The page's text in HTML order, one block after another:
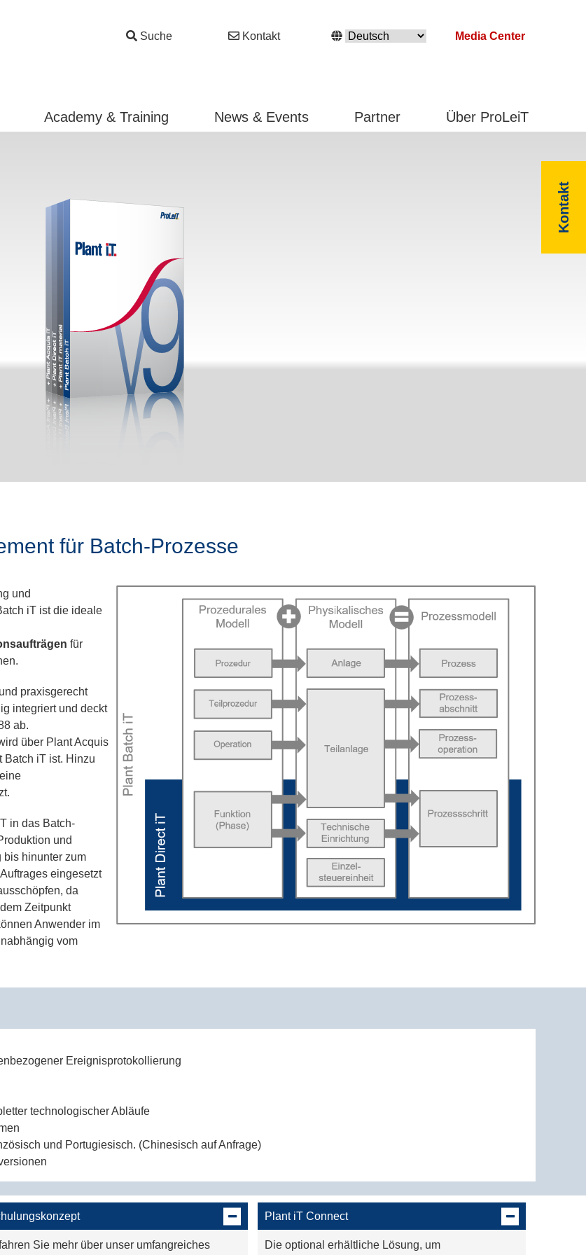
Suche Kontakt Media Center
Academy & Training News & Events Partner Über ProLeiT
Kontakt
für Batch-Prozesse
und
iT ist die ideale
für
praxisgerecht
integriert und deckt
ab.
über Plant Acquis
Batch iT ist. Hinzu
in das Batch-
und
bis hinunter zum
eingesetzt
da
Zeitpunkt
Anwender im
vom
Ereignisprotokollierung
technologischer Abläufe
und Portugiesisch. (Chinesisch auf Anfrage)
Modellen
und Module (Configuration Manager)
Sie mehr über unser umfangreiches
Plant iT Connect
Die optional erhältliche Lösung, um